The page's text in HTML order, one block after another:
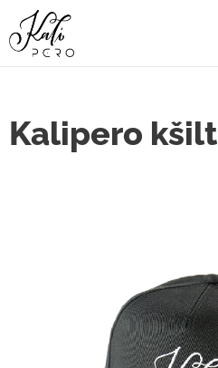
Kalipero kšilt